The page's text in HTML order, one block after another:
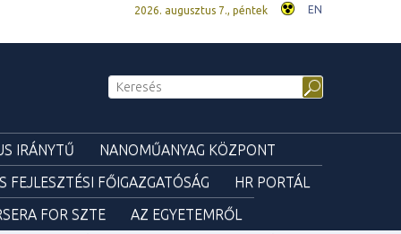
2026. augusztus 7., péntek EN
IRÁNYTŰ
NANOMŰANYAG KÖZPONT
FEJLESZTÉSI FŐIGAZGATÓSÁG
HR PORTÁL
FOR SZTE AZ EGYETEMRŐL